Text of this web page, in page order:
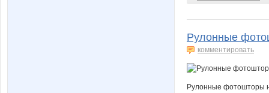
Рулонные
комментировать
Рулонные фотошторы